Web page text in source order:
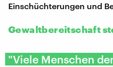
Einschüchterungen und
Gewaltbereitschaft
"Viele Menschen